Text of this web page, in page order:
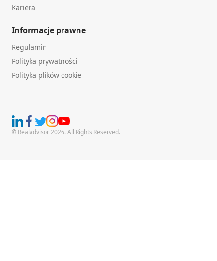
Kariera
Informacje prawne
Regulamin
Polityka prywatności
Polityka plików cookie
© Realadvisor 2026. All Rights Reserved.